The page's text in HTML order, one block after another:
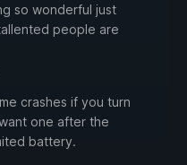
so wonderful just
people are
crashes if you turn
one after the
battery.